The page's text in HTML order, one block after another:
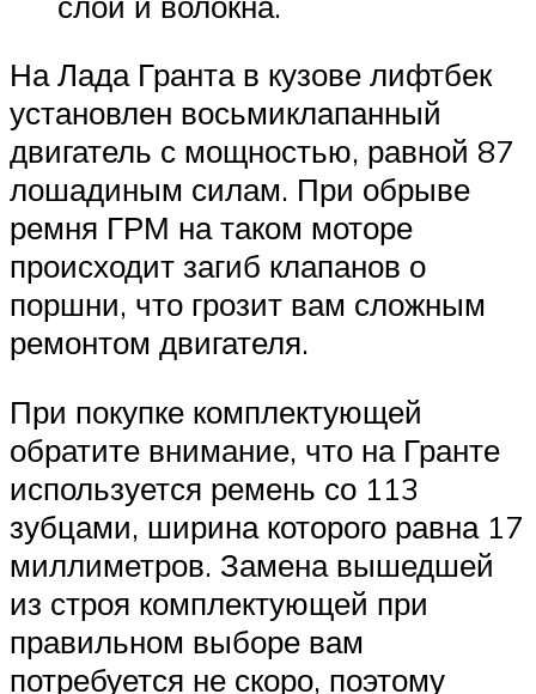
На Лада Гранта в кузове лифтбек
установлен восьмиклапанный
двигатель с мощностью, равной 87
лошадиным силам. При обрыве
ремня ГРМ на таком моторе
происходит загиб клапанов о
поршни, что грозит вам сложным
ремонтом двигателя.
При покупке комплектующей
обратите внимание, что на Гранте
используется ремень со 113
зубцами, ширина которого равна 17
миллиметров. Замена вышедшей
из строя комплектующей при
правильном выборе вам
потребуется не скоро, поэтому